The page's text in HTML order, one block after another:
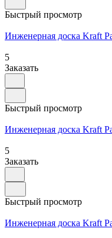
Быстрый просмотр
Инженерная доска Kraft
5
Заказать
Быстрый просмотр
Инженерная доска Kraft
5
Заказать
Быстрый просмотр
Инженерная доска Kraft